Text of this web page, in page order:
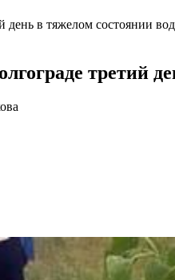
день в тяжелом состоянии
третий